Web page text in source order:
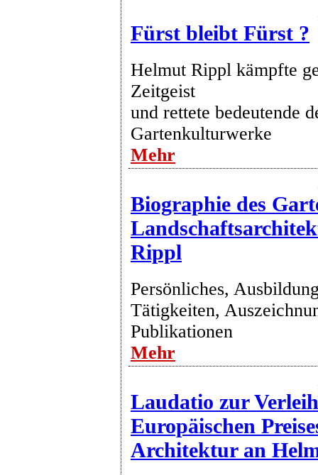
Fürst bleibt Fürst ?
Helmut Rippl kämpfte
Zeitgeist
und rettete bedeutende
Gartenkulturwerke
Mehr
Biographie des
Rippl
Persönliches,
Tätigkeiten,
Publikationen
Mehr
Laudatio zur
Europäischen
Architektur an